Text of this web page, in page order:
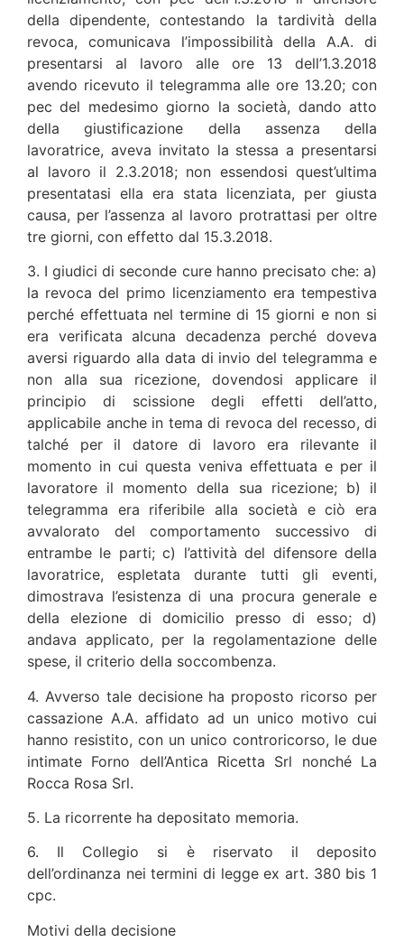
della dipendente, contestando la tardività della
revoca, comunicava l’impossibilità della A.A. di
presentarsi al lavoro alle ore 13 dell’1.3.2018
avendo ricevuto il telegramma alle ore 13.20; con
pec del medesimo giorno la società, dando atto
della giustificazione della assenza della
lavoratrice, aveva invitato la stessa a presentarsi
al lavoro il 2.3.2018; non essendosi quest’ultima
presentatasi ella era stata licenziata, per giusta
causa, per l’assenza al lavoro protrattasi per oltre
tre giorni, con effetto dal 15.3.2018.
3. I giudici di seconde cure hanno precisato che: a)
la revoca del primo licenziamento era tempestiva
perché effettuata nel termine di 15 giorni e non si
era verificata alcuna decadenza perché doveva
aversi riguardo alla data di invio del telegramma e
non alla sua ricezione, dovendosi applicare il
principio di scissione degli effetti dell’atto,
applicabile anche in tema di revoca del recesso, di
talché per il datore di lavoro era rilevante il
momento in cui questa veniva effettuata e per il
lavoratore il momento della sua ricezione; b) il
telegramma era riferibile alla società e ciò era
avvalorato del comportamento successivo di
entrambe le parti; c) l’attività del difensore della
lavoratrice, espletata durante tutti gli eventi,
dimostrava l’esistenza di una procura generale e
della elezione di domicilio presso di esso; d)
andava applicato, per la regolamentazione delle
spese, il criterio della soccombenza.
4. Avverso tale decisione ha proposto ricorso per
cassazione A.A. affidato ad un unico motivo cui
hanno resistito, con un unico controricorso, le due
intimate Forno dell’Antica Ricetta Srl nonché La
Rocca Rosa Srl.
5. La ricorrente ha depositato memoria.
6. Il Collegio si è riservato il deposito
dell’ordinanza nei termini di legge ex art. 380 bis 1
cpc.
Motivi della decisione